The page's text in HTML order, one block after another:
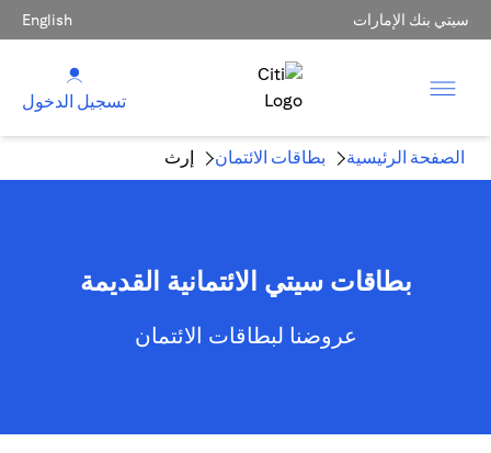
سيتي بنك الإمارات English
تسجيل الدخول
الصفحة الرئيسية بطاقات الائتمان إرث
بطاقات سيتي الائتمانية القديمة
عروضنا لبطاقات الائتمان